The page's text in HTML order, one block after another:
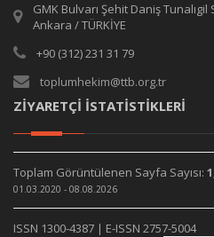
GMK Bulvarı Şehit Daniş
Ankara / TÜRKİYE
+90 (312) 231 31 79
toplumhekim@ttb.org.tr
ZİYARETÇİ İSTATİSTİKLERİ
Toplam Görüntülenen Sayfa Sayısı:
01.03.2020 - 08.08.2026
ISSN 1300-4387 | E-ISSN 2757-5004